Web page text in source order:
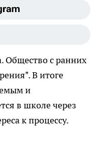
Общество с ранних
В итоге
и
в школе через
к процессу.